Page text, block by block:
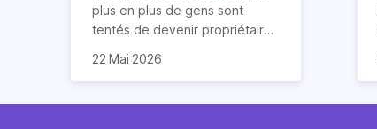
plus en plus de gens sont
tentés de devenir propriétaires
Paris qui sont des meublés
22 Mai 2026